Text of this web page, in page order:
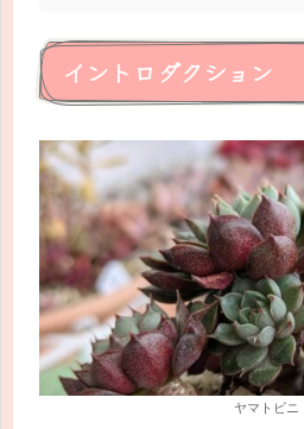
イントロダクション
ヤマトビニ